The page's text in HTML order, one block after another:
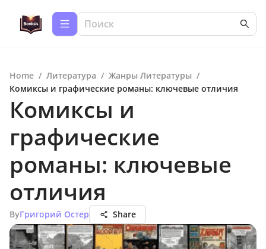
Home / Литература / Жанры Литературы /
Комиксы и графические романы: ключевые отличия
Комиксы и
графические
романы: ключевые
отличия
ByГригорий Остер Share